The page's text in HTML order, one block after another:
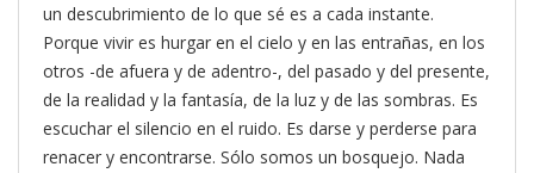
un descubrimiento de lo que sé es a cada instante.
Porque vivir es hurgar en el cielo y en las entrañas, en los
otros -de afuera y de adentro-, del pasado y del presente,
de la realidad y la fantasía, de la luz y de las sombras. Es
escuchar el silencio en el ruido. Es darse y perderse para
renacer y encontrarse. Sólo somos un bosquejo. Nada